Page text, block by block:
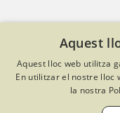
© Col·legi Oficial
Criteris de privacitat
Política de protecció de
Aquest
Aquest lloc web utilitza
En utilitzar el nostre lloc
la nostra